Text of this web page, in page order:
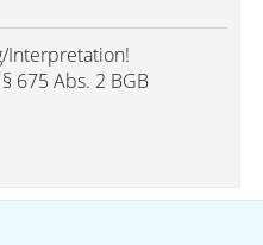
Interpretation!
675 Abs. 2 BGB